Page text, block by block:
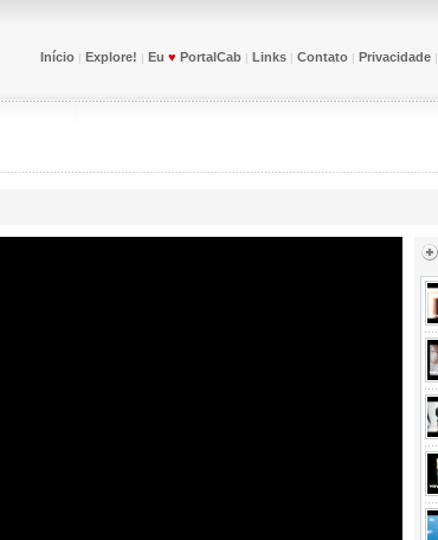
Início| Explore! | Eu ♥ PortalCab| Links| Contato| Privacidade|